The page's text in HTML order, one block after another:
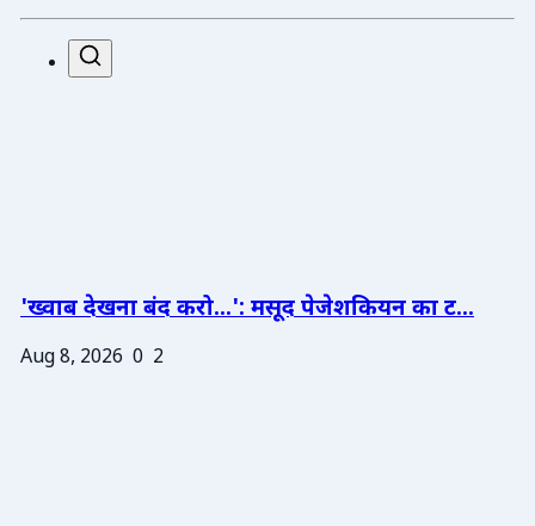
'ख्वाब देखना बंद करो...': मसूद पेजेशकियन का ट...
Aug 8, 2026 0 2